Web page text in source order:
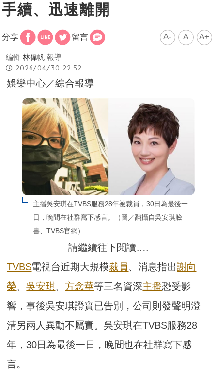
手續、迅速離開
分享 留言 A- A A+
編輯 林偉帆 報導
2026/04/30 22:52
娛樂中心／綜合報導
主播吳安琪在TVBS服務28年被裁員，30日為最後一
日，晚間在社群寫下感言。（圖／翻攝自吳安琪臉
書、TVBS官網）
請繼續往下閱讀….
TVBS電視台近期大規模裁員 、消息指出謝向
榮、吳安琪、方念華等三名資深主播恐受影
響，事後吳安琪證實已告別，公司則發聲明澄
清另兩人異動不屬實。吳安琪在TVBS服務28
年，30日為最後一日，晚間也在社群寫下感
言。